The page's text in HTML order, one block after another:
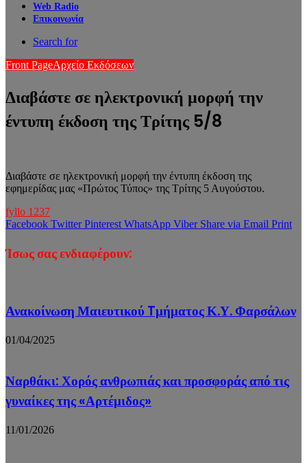
Web Radio
Επικοινωνία
Search for
Front PageΑρχείο Εκδόσεων
Διαβάστε σε ηλεκτρονική μορφή την
έντυπη έκδοση της Τρίτης 5/8
Διαβάστε σε ηλεκτρονική μορφή την έντυπη έκδοση της
εφημερίδας μας «Πρώτος Τύπος» της Τρίτης 5 Αυγούστου.
fyllo 1237
Facebook Twitter Pinterest WhatsApp Viber Share via Email Print
Ίσως σας ενδιαφέρουν:
Ανακοίνωση Μαιευτικού Tμήματος Κ.Υ. Φαρσάλων
01/04/2025
Ναρθάκι: Χορός ανθρωπιάς και προσφοράς από τις
γυναίκες της «Αρτέμιδος»
11/01/2026